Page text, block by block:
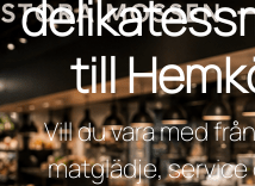
till
Vill du vara med
matglädje,